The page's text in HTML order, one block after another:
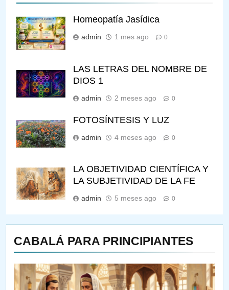
CABALÁ PARA PRINCIPIANTES
Homeopatía Jasídica
admin 1 mes ago 0
LAS LETRAS DEL NOMBRE DE
DIOS 1
admin 2 meses ago 0
FOTOSÍNTESIS Y LUZ
admin 4 meses ago 0
LA OBJETIVIDAD CIENTÍFICA Y
LA SUBJETIVIDAD DE LA FE
admin 5 meses ago 0